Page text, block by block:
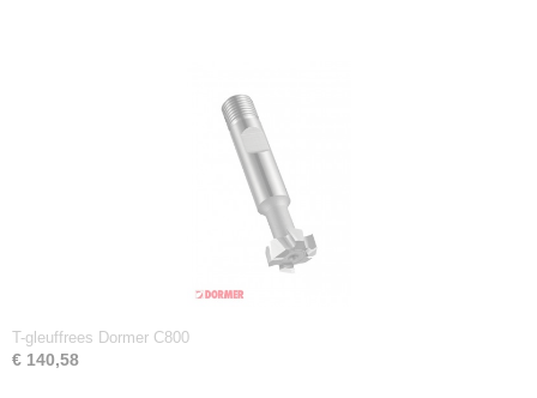
T-gleuffrees Dormer C800
€ 140,58